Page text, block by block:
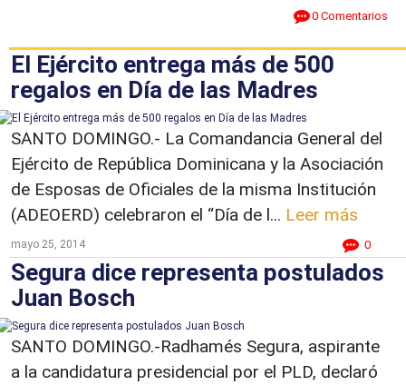
0 Comentarios
El Ejército entrega más de 500
regalos en Día de las Madres
SANTO DOMINGO.- La Comandancia General del
Ejército de República Dominicana y la Asociación
de Esposas de Oficiales de la misma Institución
(ADEOERD) celebraron el “Día de l... Leer más
mayo 25, 2014 0
Segura dice representa postulados
Juan Bosch
SANTO DOMINGO.-Radhamés Segura, aspirante
a la candidatura presidencial por el PLD, declaró